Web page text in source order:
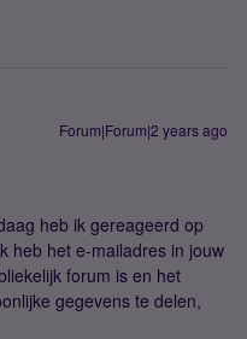
Forum|Forum|2 years ago
heb ik gereageerd op
heb het e-mailadres in jouw
forum is en het
gegevens te delen,